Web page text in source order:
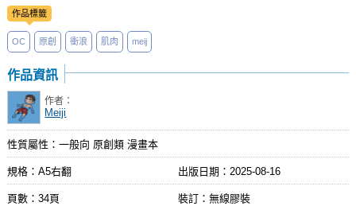
作品標籤
OC 原創 衝浪 肌肉 meij
作品資訊
作者：
Meiji
性質屬性：一般向 原創類 漫畫本
規格：A5右翻 出版日期： 2025-08-16
頁數：34頁 裝訂：無線膠裝